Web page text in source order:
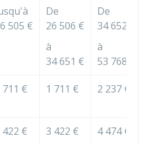
505 €
De
26 506 €
à
34 651 €
De
34 652 €
à
53 768 €
711 € 1 711 € 2 237 €
422 € 3 422 € 4 474 €